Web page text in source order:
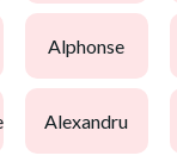
alphonse
alexandru